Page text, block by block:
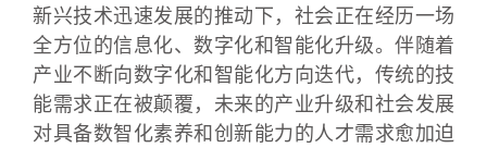
新兴技术迅速发展的推动下，社会正在经历一场
全方位的信息化、数字化和智能化升级。伴随着
产业不断向数字化和智能化方向迭代，传统的技
能需求正在被颠覆，未来的产业升级和社会发展
对具备数智化素养和创新能力的人才需求愈加迫